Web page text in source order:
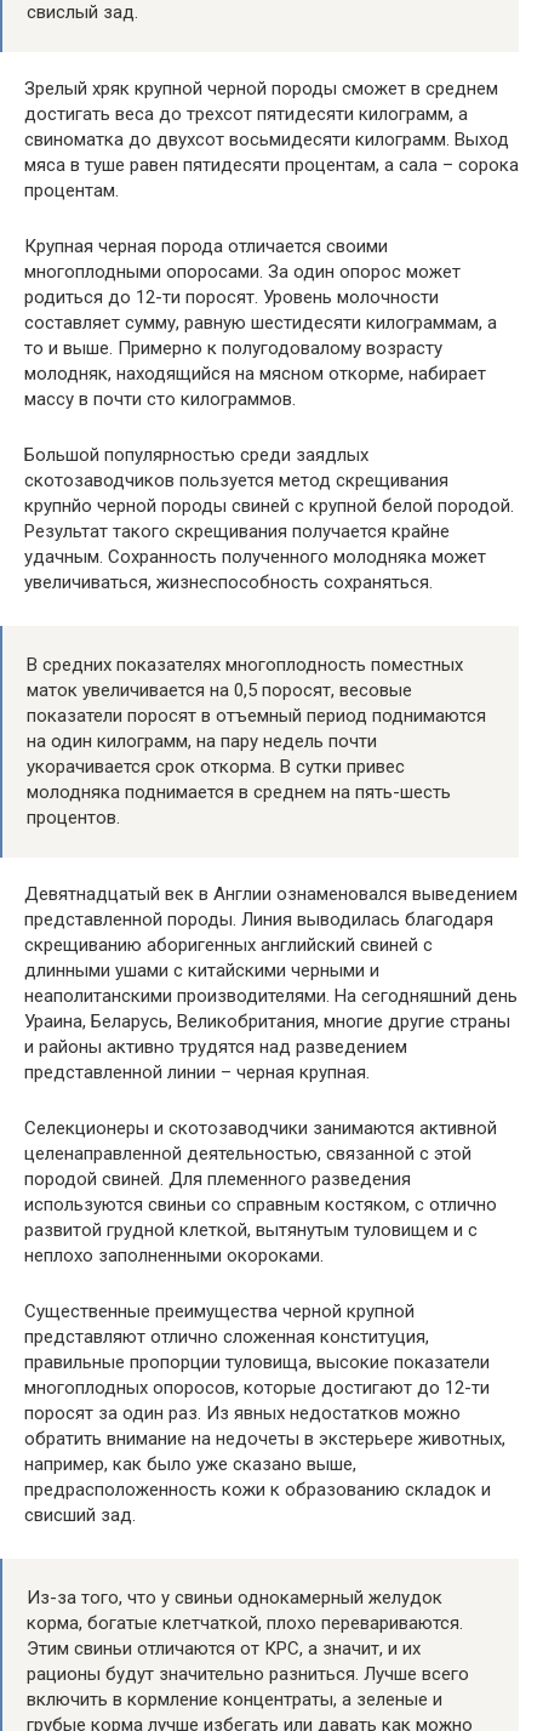
свислый зад.
Зрелый хряк крупной черной породы сможет в среднем
достигать веса до трехсот пятидесяти килограмм, а
свиноматка до двухсот восьмидесяти килограмм. Выход
мяса в туше равен пятидесяти процентам, а сала – сорока
процентам.
Крупная черная порода отличается своими
многоплодными опоросами. За один опорос может
родиться до 12-ти поросят. Уровень молочности
составляет сумму, равную шестидесяти килограммам, а
то и выше. Примерно к полугодовалому возрасту
молодняк, находящийся на мясном откорме, набирает
массу в почти сто килограммов.
Большой популярностью среди заядлых
скотозаводчиков пользуется метод скрещивания
крупнйо черной породы свиней с крупной белой породой.
Результат такого скрещивания получается крайне
удачным. Сохранность полученного молодняка может
увеличиваться, жизнеспособность сохраняться.
В средних показателях многоплодность поместных
маток увеличивается на 0,5 поросят, весовые
показатели поросят в отъемный период поднимаются
на один килограмм, на пару недель почти
укорачивается срок откорма. В сутки привес
молодняка поднимается в среднем на пять-шесть
процентов.
Девятнадцатый век в Англии ознаменовался выведением
представленной породы. Линия выводилась благодаря
скрещиванию аборигенных английский свиней с
длинными ушами с китайскими черными и
неаполитанскими производителями. На сегодняшний день
Ураина, Беларусь, Великобритания, многие другие страны
и районы активно трудятся над разведением
представленной линии – черная крупная.
Селекционеры и скотозаводчики занимаются активной
целенаправленной деятельностью, связанной с этой
породой свиней. Для племенного разведения
используются свиньи со справным костяком, с отлично
развитой грудной клеткой, вытянутым туловищем и с
неплохо заполненными окороками.
Существенные преимущества черной крупной
представляют отлично сложенная конституция,
правильные пропорции туловища, высокие показатели
многоплодных опоросов, которые достигают до 12-ти
поросят за один раз. Из явных недостатков можно
обратить внимание на недочеты в экстерьере животных,
например, как было уже сказано выше,
предрасположенность кожи к образованию складок и
свисший зад.
Из-за того, что у свиньи однокамерный желудок
корма, богатые клетчаткой, плохо перевариваются.
Этим свиньи отличаются от КРС, а значит, и их
рационы будут значительно разниться. Лучше всего
включить в кормление концентраты, а зеленые и
грубые корма лучше избегать или давать как можно